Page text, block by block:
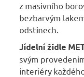
z masivního
bezbarvým
odstínech.
Jídelní židle
svým
interiéry